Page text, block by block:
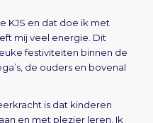
KJS en dat doe ik met
mij veel energie. Dit
festiviteiten binnen de
de ouders en bovenal
is dat kinderen
en met plezier leren. Ik